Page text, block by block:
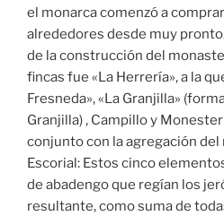
el monarca comenzó a
alrededores desde muy
de la construcción del
fincas fue «La Herrería», a la
Fresneda», «La Granjilla»
Granjilla) , Campillo y
conjunto con la agregación del
Escorial: Estos cinco
de abadengo que regían los
resultante, como suma de